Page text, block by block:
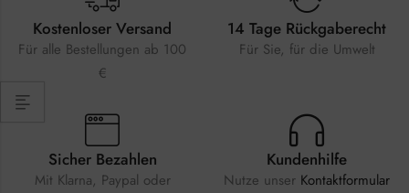
Kostenloser Versand
Für alle Bestellungen ab 100
€
14 Tage Rückgaberecht
Für Sie, für die Umwelt
Sicher Bezahlen
Mit Klarna, Paypal oder
Kundenhilfe
Nutze unser Kontaktformular